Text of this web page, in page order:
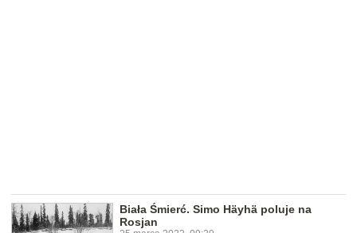
Biała Śmierć. Simo Häyhä poluje na
Rosjan